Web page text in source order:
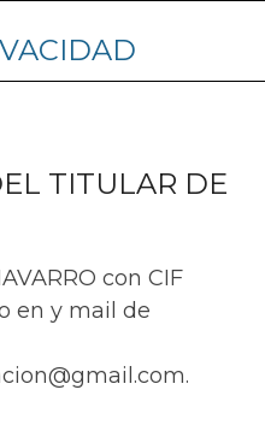
TITULAR DE
con CIF
en y mail de